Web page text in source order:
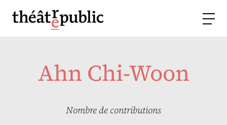
Ahn Chi-Woon
Nombre de contributions